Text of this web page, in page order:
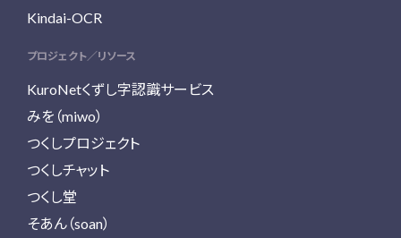
Kindai-OCR
プロジェクト／リソース
KuroNetくずし字認識サービス
みを（miwo）
つくしプロジェクト
つくしチャット
つくし堂
そあん（soan）